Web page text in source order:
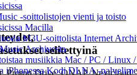
-soittolistojen vienti ja toisto
Macilla
M3U-soittolista Internet
Archivesta
musiikkia Mac / PC / Linux
iPhonessa Kodi DLNA -
selitettyinä